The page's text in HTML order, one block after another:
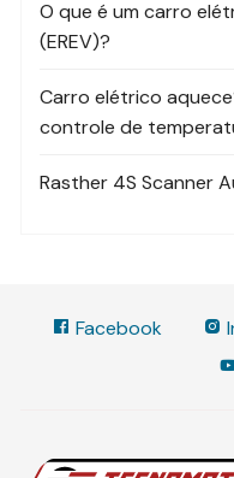
O que é um carro
(EREV)?
Carro elétrico
controle de
Rasther 4S Scanner
Facebook